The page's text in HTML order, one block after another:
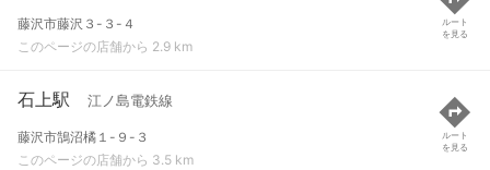
藤沢市藤沢３-３-４
このページの店舗から 2.9 km
ルート
を見る
石上駅 江ノ島電鉄線
藤沢市鵠沼橘１-９-３
このページの店舗から 3.5 km
ルート
を見る